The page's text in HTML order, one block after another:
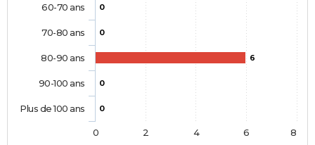
0
0
6
0
0
60-70 ans
70-80 ans
80-90 ans
90-100 ans
Plus de 100 ans
0 2 4 6 8